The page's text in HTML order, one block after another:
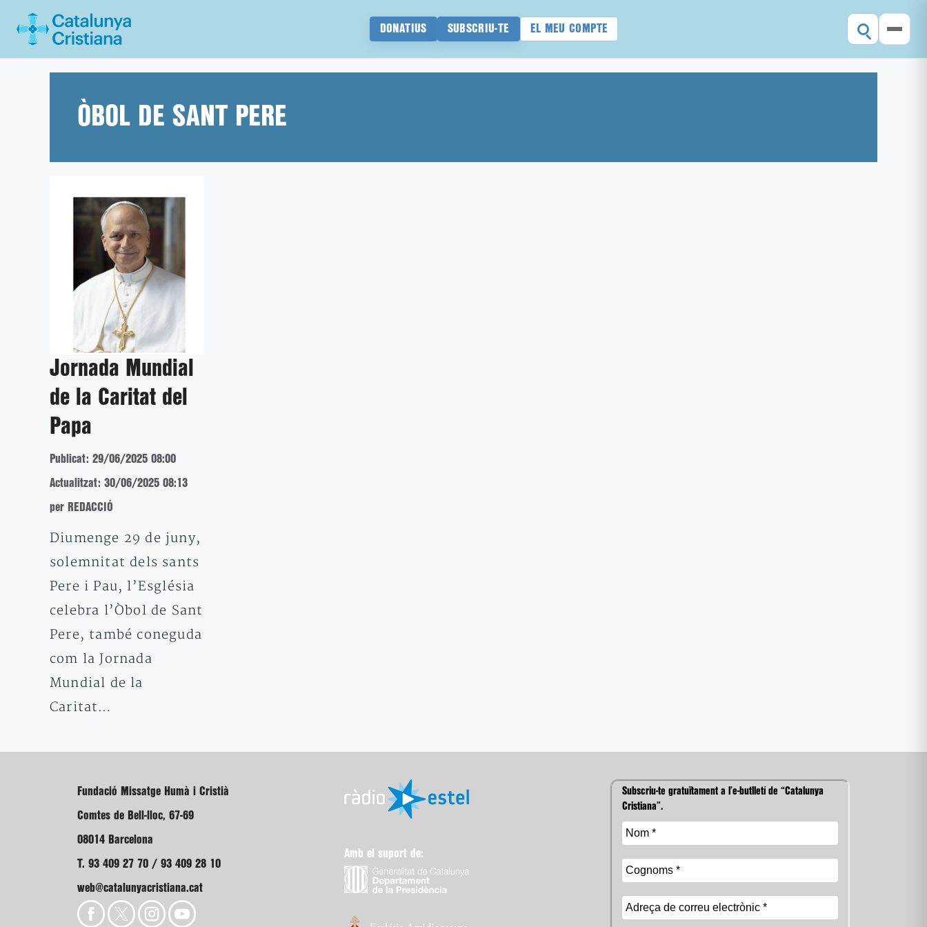
DONATIUS SUBSCRIU-TE EL MEU COMPTE
ÒBOL DE SANT PERE
Jornada Mundial
de la Caritat del
Papa
Publicat: 29/06/2025 08:00
Actualitzat: 30/06/2025 08:13
per REDACCIÓ
Diumenge 29 de juny,
solemnitat dels sants
Pere i Pau, l’Església
celebra l’Òbol de Sant
Pere, també coneguda
com la Jornada
Mundial de la
Caritat…
Fundació Missatge Humà i Cristià
Comtes de Bell-lloc, 67-69
08014 Barcelona
T. 93 409 27 70 / 93 409 28 10
web@catalunyacristiana.cat
Amb el suport de:
Subscriu-te gratuïtament a l’e-butlletí de “Catalunya
Cristiana”.